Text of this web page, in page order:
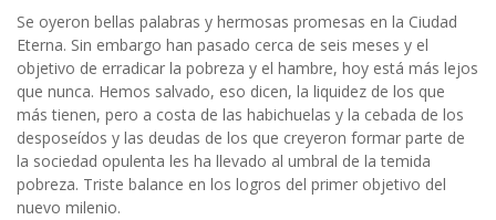
Se oyeron bellas palabras y hermosas promesas en la Ciudad
Eterna. Sin embargo han pasado cerca de seis meses y el
objetivo de erradicar la pobreza y el hambre, hoy está más lejos
que nunca. Hemos salvado, eso dicen, la liquidez de los que
más tienen, pero a costa de las habichuelas y la cebada de los
desposeídos y las deudas de los que creyeron formar parte de
la sociedad opulenta les ha llevado al umbral de la temida
pobreza. Triste balance en los logros del primer objetivo del
nuevo milenio.